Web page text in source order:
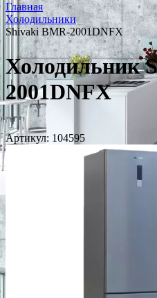
Главная
Холодильники
Shivaki BMR-2001DNFX
Холодильник
2001DNFX
Артикул: 104595